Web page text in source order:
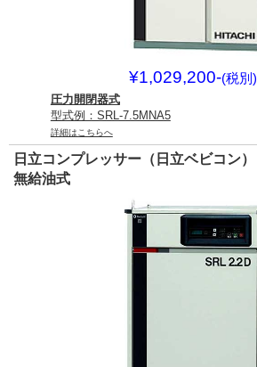
¥1,029,200-(税別)
圧力開閉器式
型式例：SRL-7.5MNA5
詳細はこちらへ
日立コンプレッサー（日立ベビコン）
無給油式